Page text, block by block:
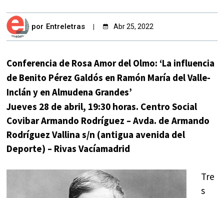
por Entreletras Abr 25, 2022
Conferencia de Rosa Amor del Olmo: ‘La influencia
de Benito Pérez Galdós en Ramón María del Valle-
Inclán y en Almudena Grandes’
Jueves 28 de abril, 19:30 horas. Centro Social
Covibar Armando Rodríguez – Avda. de Armando
Rodríguez Vallina s/n (antigua avenida del
Deporte) – Rivas Vacíamadrid
Tre
s